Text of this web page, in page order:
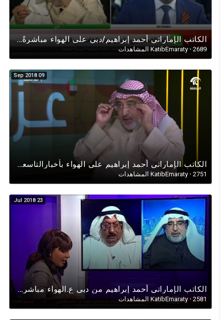
الكاتب الإماراتي أحمد إبراهيم/دبي على الهواء مباشرةً من موسكو في حوارٍ تحليلي عن (الإمارات في سقطرى)
KatibEmaraty · 2689 المشاهدات
09 Sep 2018
الكاتب الإماراتي أحمد إبراهيم على الهواء بأخبارالتاسعة تلفزيون الشارقة الملف القطري والحل الاقليمي
KatibEmaraty · 2751 المشاهدات
23 Jul 2018
الكاتب الإماراتي أحمد إبراهيم من دبي ع.الهواء مباشرةمن قناة (BBCلندن)في حوارعن(قطروالوساطة الكويتية)
KatibEmaraty·2581 المشاهدات